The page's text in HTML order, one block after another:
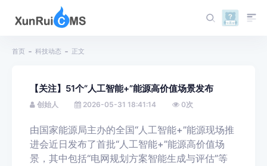
首页 科技动态 正文
【关注】51个“人工智能+”能源高价值场景发布
创始人 2026-05-31 18:41:14 0次
由国家能源局主办的全国“人工智能+”能源现场推
进会近日发布了首批“人工智能+”能源高价值场
景，其中包括“电网规划方案智能生成与评估”等